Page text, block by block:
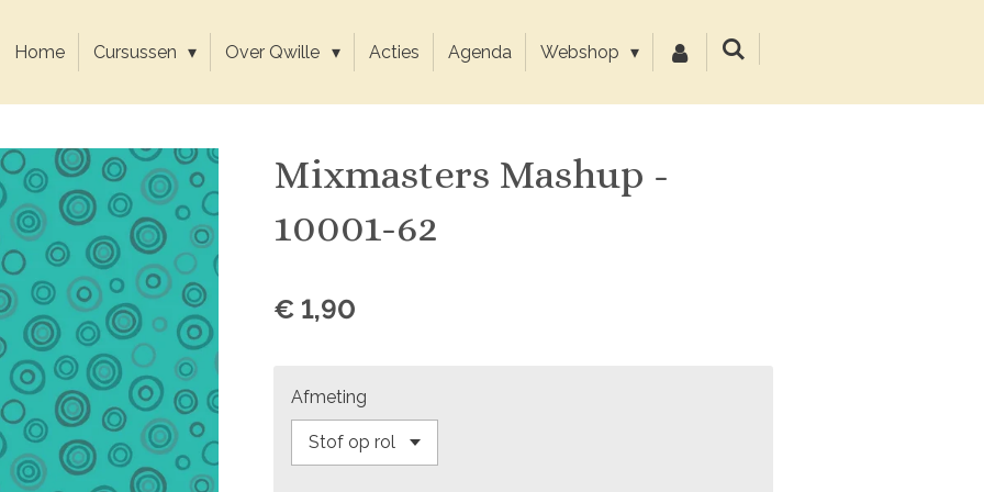
Home Cursussen Over Qwille Acties Agenda Webshop
Mixmasters Mashup -
10001-62
€ 1,90
Afmeting